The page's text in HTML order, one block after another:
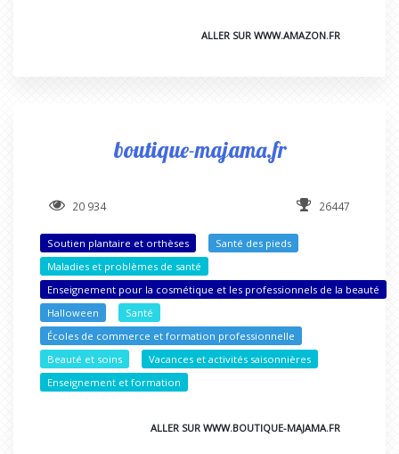
ALLER SUR WWW.AMAZON.FR
boutique-majama.fr
20 934 26447
Soutien plantaire et orthèses
Santé des pieds
Maladies et problèmes de santé
Enseignement pour la cosmétique et les professionnels de la beauté
Halloween
Santé
Écoles de commerce et formation professionnelle
Beauté et soins
Vacances et activités saisonnières
Enseignement et formation
ALLER SUR WWW.BOUTIQUE-MAJAMA.FR